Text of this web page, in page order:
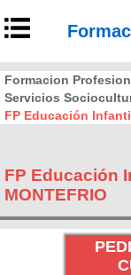
Formacion
Servicios
FP Educación
FP Educación
MONTEFRIO